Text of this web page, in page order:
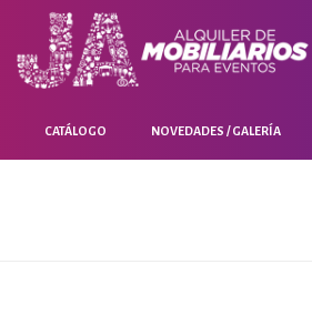
CATÁLOGO NOVEDADES / GALERÍA